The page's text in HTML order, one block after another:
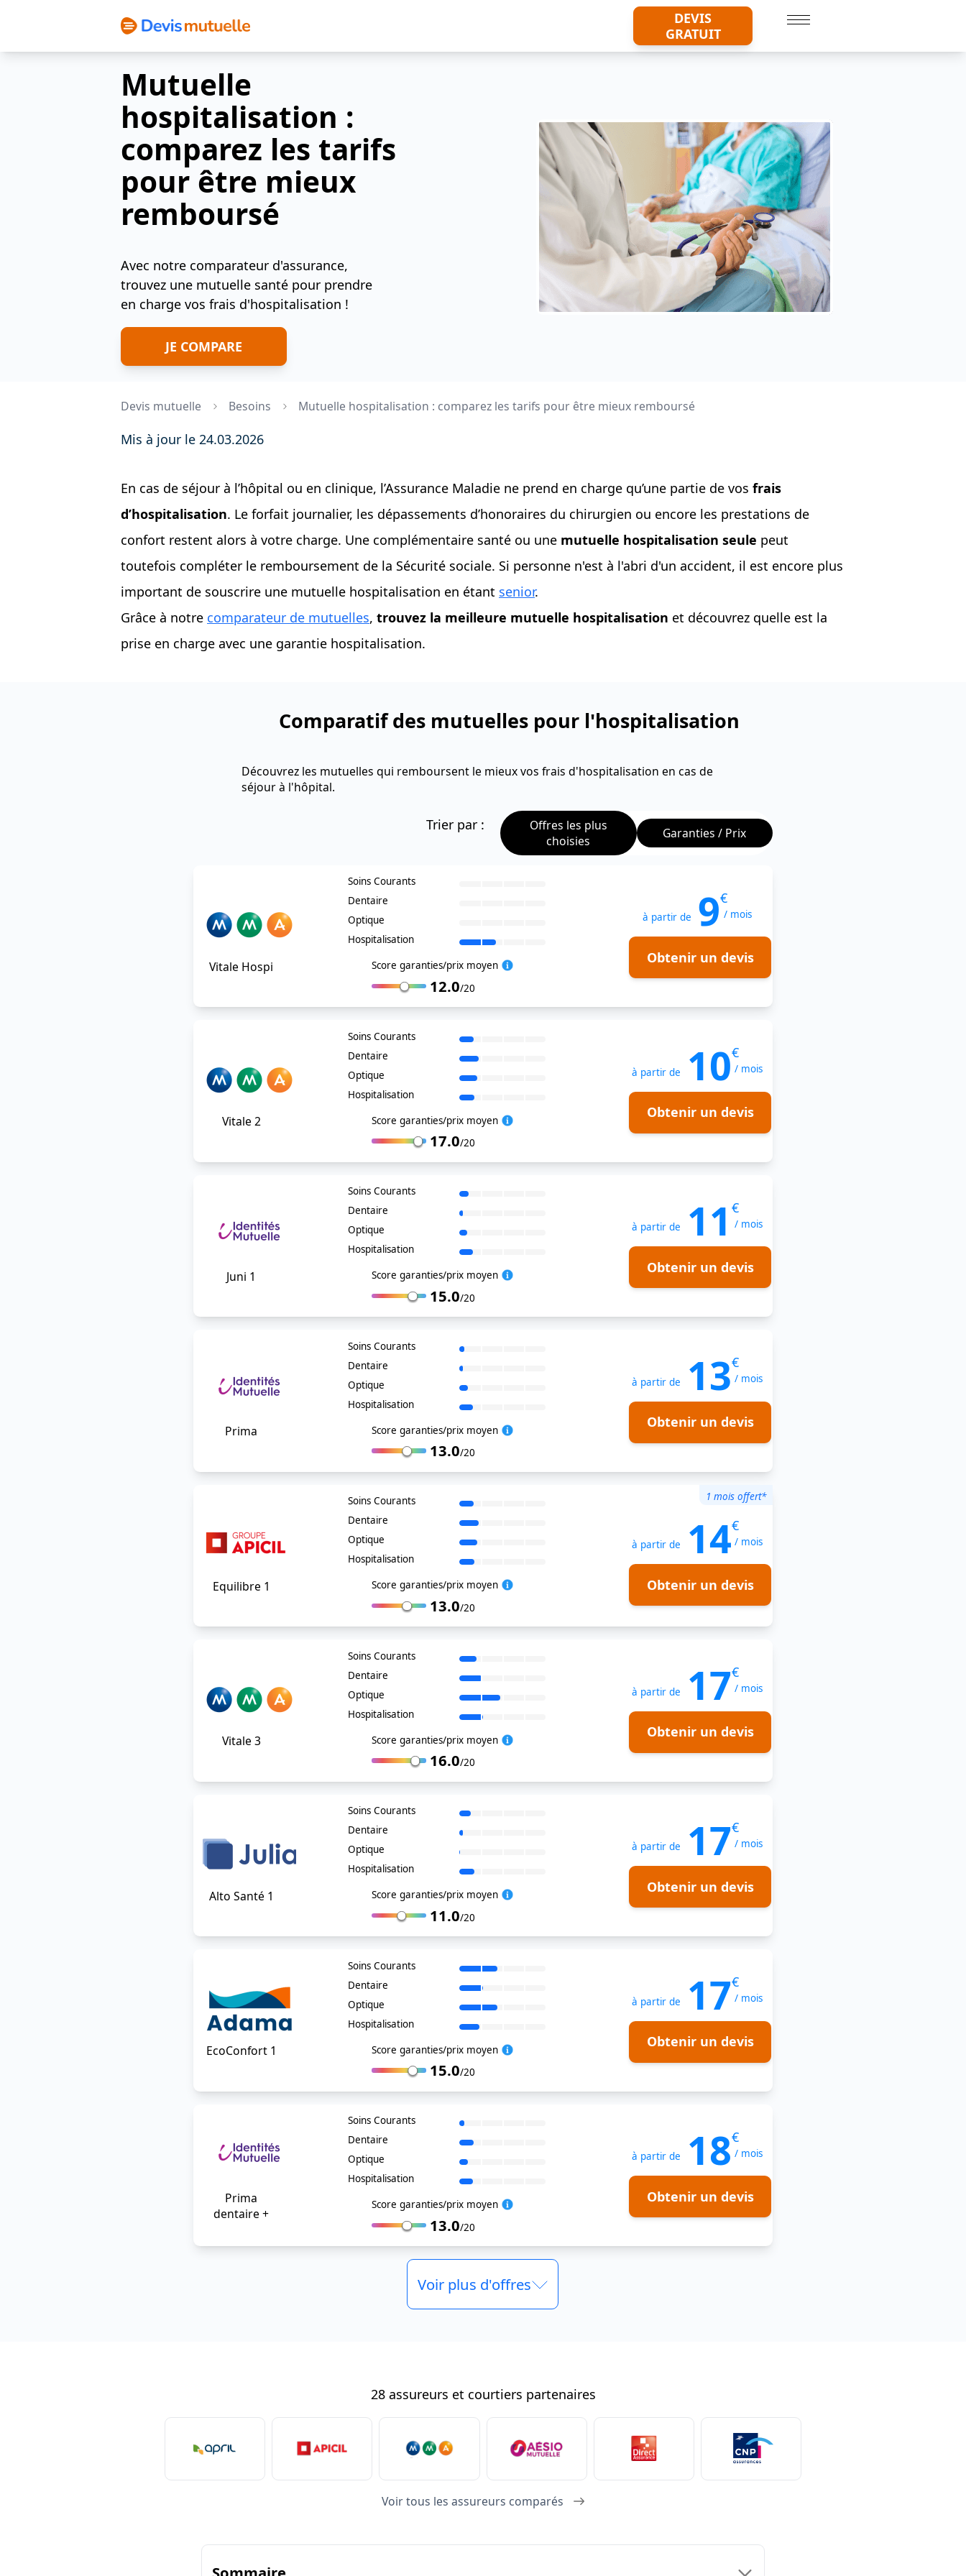
DEVIS
GRATUIT
Mutuelle
hospitalisation :
comparez les tarifs
pour être mieux
remboursé
Avec notre comparateur d'assurance,
trouvez une mutuelle santé pour prendre
en charge vos frais d'hospitalisation !
JE COMPARE
Devis mutuelle Besoins Mutuelle hospitalisation : comparez les tarifs pour être mieux remboursé
Mis à jour le 24.03.2026
En cas de séjour à l’hôpital ou en clinique, l’Assurance Maladie ne prend en charge qu’une partie de vos frais
d’hospitalisation. Le forfait journalier, les dépassements d’honoraires du chirurgien ou encore les prestations de
confort restent alors à votre charge. Une complémentaire santé ou une mutuelle hospitalisation seule peut
toutefois compléter le remboursement de la Sécurité sociale. Si personne n'est à l'abri d'un accident, il est encore plus
important de souscrire une mutuelle hospitalisation en étant senior.
Grâce à notre comparateur de mutuelles, trouvez la meilleure mutuelle hospitalisation et découvrez quelle est la
prise en charge avec une garantie hospitalisation.
Comparatif des mutuelles pour l'hospitalisation
Découvrez les mutuelles qui remboursent le mieux vos frais d'hospitalisation en cas de
séjour à l'hôpital.
Trier par :
Offres les plus
choisies
Garanties / Prix
Vitale Hospi
Soins Courants
Dentaire
Optique
Hospitalisation
Score garanties/prix moyen
12.0/20
à partir de 9€
/ mois
Obtenir un devis
Vitale 2
Soins Courants
Dentaire
Optique
Hospitalisation
Score garanties/prix moyen
17.0/20
à partir de 10€
/ mois
Obtenir un devis
Juni 1
Soins Courants
Dentaire
Optique
Hospitalisation
Score garanties/prix moyen
15.0/20
à partir de 11 €
/ mois
Obtenir un devis
Prima
Soins Courants
Dentaire
Optique
Hospitalisation
Score garanties/prix moyen
13.0/20
à partir de 13€
/ mois
Obtenir un devis
1 mois offert*
Equilibre 1
Soins Courants
Dentaire
Optique
Hospitalisation
Score garanties/prix moyen
13.0/20
à partir de 14€
/ mois
Obtenir un devis
Vitale 3
Soins Courants
Dentaire
Optique
Hospitalisation
Score garanties/prix moyen
16.0/20
à partir de 17€
/ mois
Obtenir un devis
Alto Santé 1
Soins Courants
Dentaire
Optique
Hospitalisation
Score garanties/prix moyen
11.0/20
à partir de 17€
/ mois
Obtenir un devis
EcoConfort 1
Soins Courants
Dentaire
Optique
Hospitalisation
Score garanties/prix moyen
15.0/20
à partir de 17€
/ mois
Obtenir un devis
Prima
dentaire +
Soins Courants
Dentaire
Optique
Hospitalisation
Score garanties/prix moyen
13.0/20
à partir de 18€
/ mois
Obtenir un devis
Voir plus d'offres
28 assureurs et courtiers partenaires
Voir tous les assureurs comparés